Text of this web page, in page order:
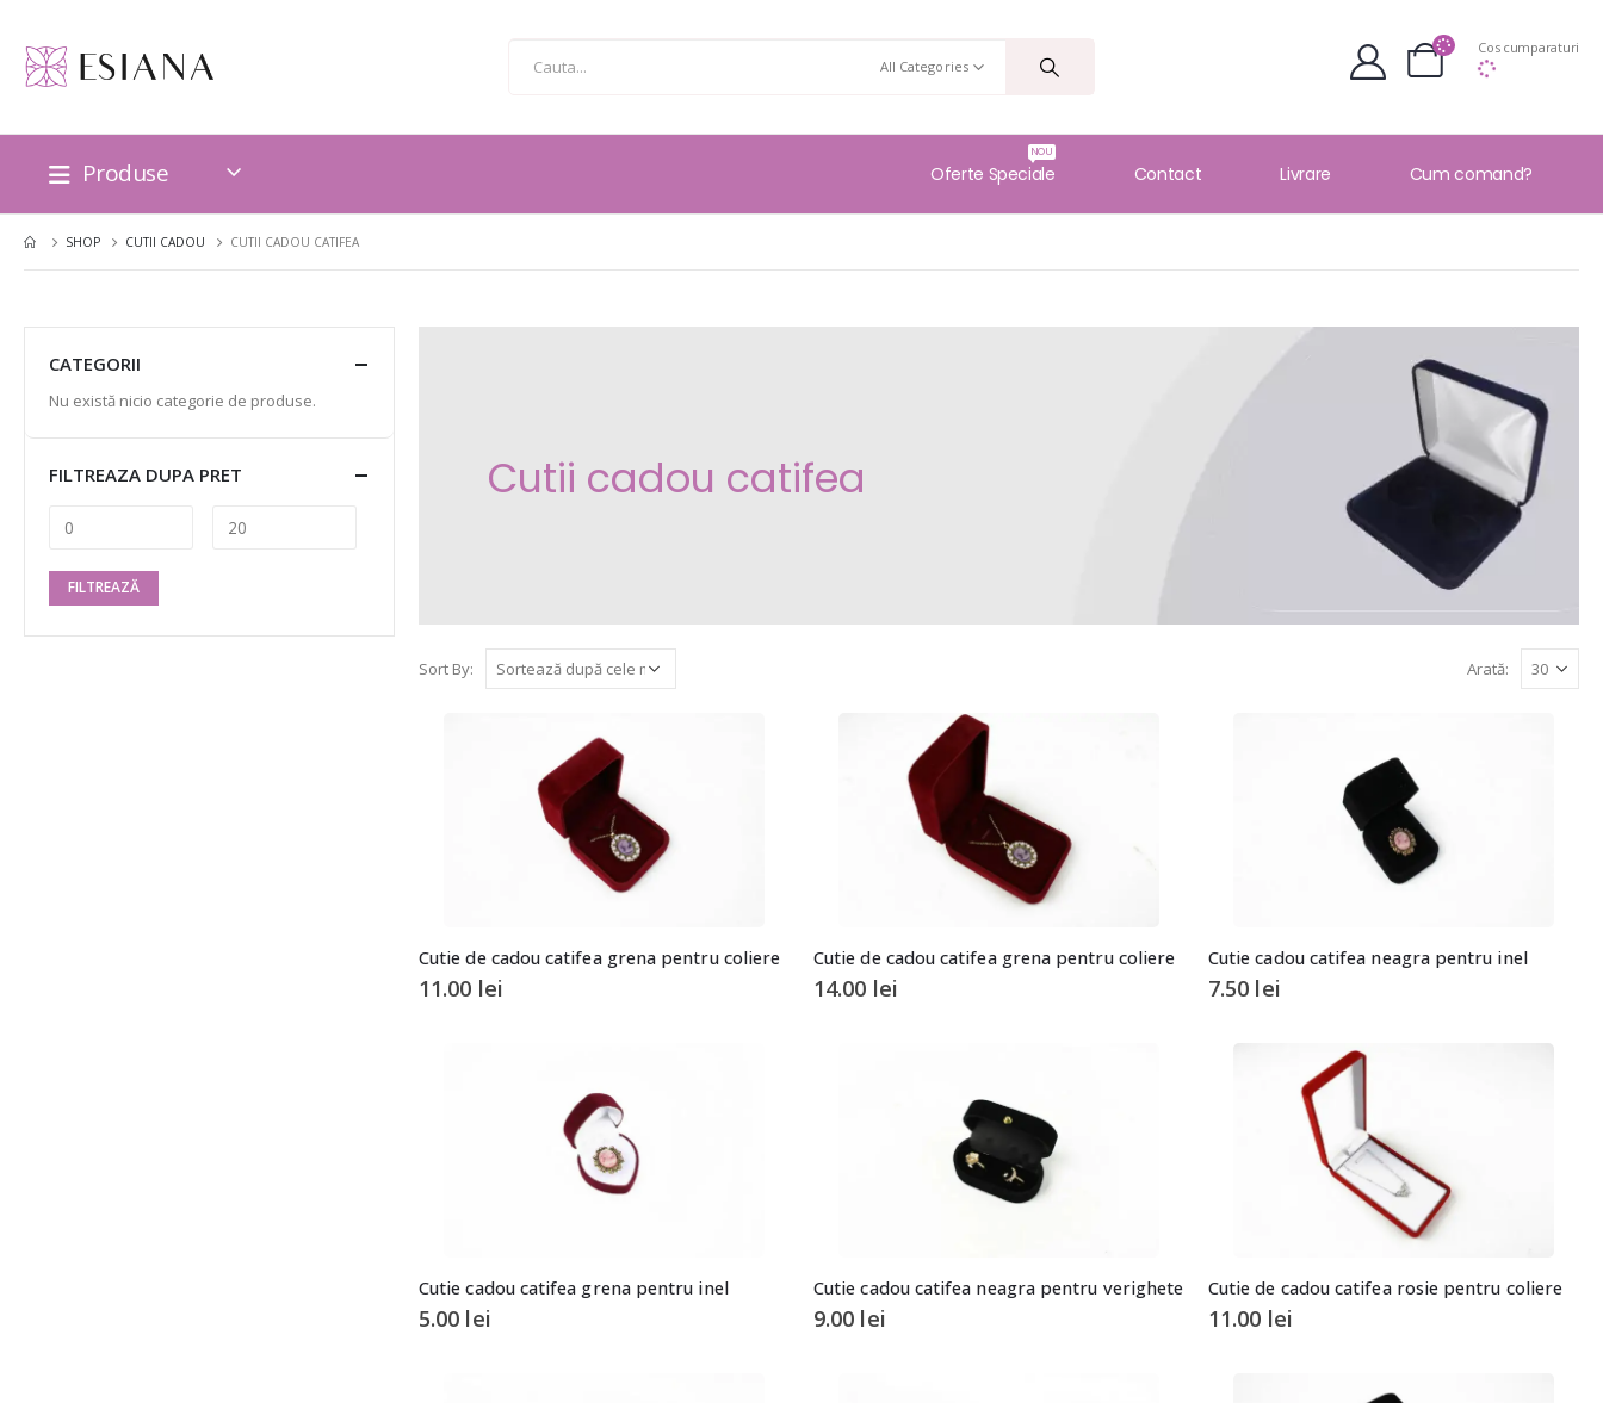
All Categories
Cos cumparaturi
Produse Oferte Speciale
NOU
Contact Livrare Cum comand?
SHOP CUTII CADOU CUTII CADOU CATIFEA
Cutii cadou catifea
Sort By: Arată:
Cutie de cadou catifea grena pentru coliere
11.00 lei
Cutie de cadou catifea grena pentru coliere
14.00 lei
Cutie cadou catifea neagra pentru inel
7.50 lei
Cutie cadou catifea grena pentru inel
5.00 lei
Cutie cadou catifea neagra pentru verighete
9.00 lei
Cutie de cadou catifea rosie pentru coliere
11.00 lei
CATEGORII
Nu există nicio categorie de produse.
FILTREAZA DUPA PRET
FILTREAZĂ